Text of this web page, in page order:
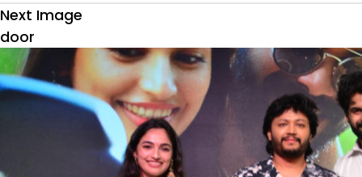
Next Image
door